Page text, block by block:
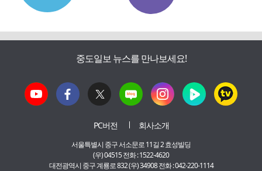
중도일보 뉴스를 만나보세요!
PC버전 회사소개
서울특별시 중구 서소문로 11길 2 효성빌딩
(우) 04515 전화 : 1522-4620
대전광역시 중구 계룡로 832 (우) 34908 전화 : 042-220-1114